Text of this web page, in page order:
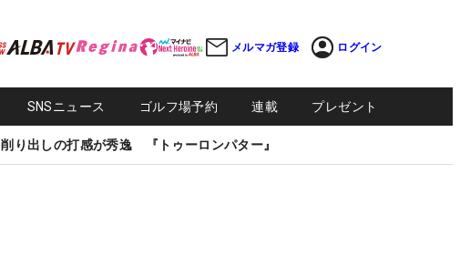
メルマガ登録 ログイン
SNSニュース ゴルフ場予約 連載 プレゼント
削り出しの打感が秀逸 『トゥーロンパター』